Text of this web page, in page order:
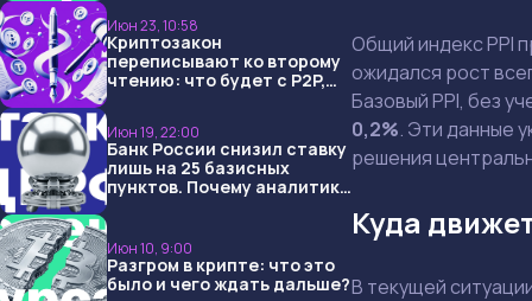
Июн 23, 10:58
Криптозакон
переписывают ко второму
чтению: что будет с P2P,
Июн 19, 22:00
Банк России снизил ставку
лишь на 25 базисных
пунктов. Почему аналитики
Июн 10, 9:00
Разгром в крипте: что это
было и чего ждать дальше?
Общий индекс PPI
ожидался рост
Базовый PPI, без
0,2%. Эти данные
решения
Куда
В текущей